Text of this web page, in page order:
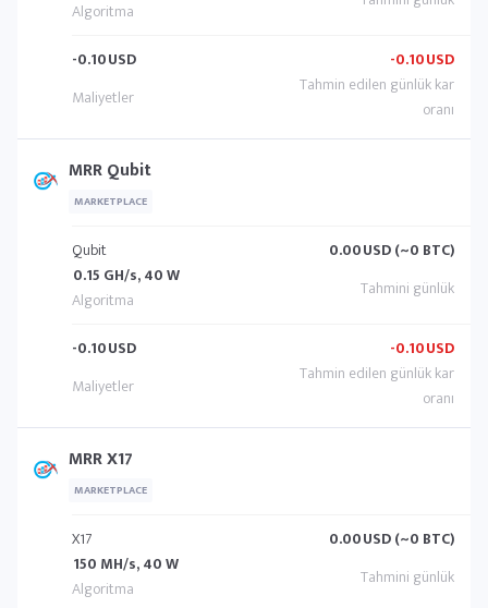
-0.10USD -0.10USD
MRR Qubit
MARKETPLACE
Qubit
0.15 GH/s, 40 W
0.00USD (~0 BTC)
-0.10USD -0.10USD
MRR X17
MARKETPLACE
X17
150 MH/s, 40 W
0.00USD (~0 BTC)